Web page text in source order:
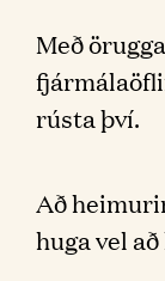
Með
rústa því.
Að
huga vel